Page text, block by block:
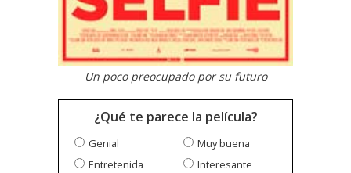
Un poco preocupado por su futuro
¿Qué te parece la película?
Genial
Muy buena
Entretenida
Interesante